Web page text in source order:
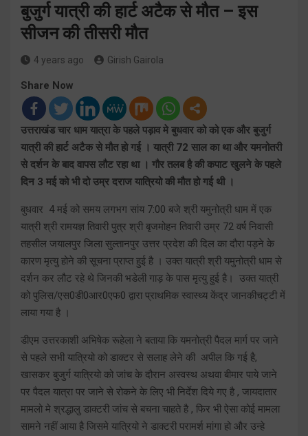
बुजुर्ग यात्री की हार्ट अटैक से मौत – इस
सीजन की तीसरी मौत
4 years ago Girish Gairola
Share Now
उत्तराखंड चार धाम यात्रा के पहले पड़ाव मे बुधवार को को एक और बुजुर्ग
यात्री की हार्ट अटैक से मौत हो गई । यात्री 72 साल का था और यमनोतरी
से दर्शन के बाद वापस लौट रहा था । गौर तलब है की कपाट खुलने के पहले
दिन 3 मई को भी दो उम्र दराज यात्रियो की मौत हो गई थी ।
बुधवार 4 मई को समय लगभग सांय 7:00 बजे श्री यमुनोत्री धाम में एक
यात्री श्री रामयज्ञ तिवारी पुत्र श्री बृजमोहन तिवारी उम्र 72 वर्ष निवासी
तहसील जयालपुर जिला सुल्तानपुर उत्तर प्रदेश की दिल का दौरा पड़ने के
कारण मृत्यु होने की सूचना प्राप्त हुई है । उक्त यात्री श्री यमुनोत्री धाम से
दर्शन कर लौट रहे थे जिनकी भडेली गाड़ के पास मृत्यु हुई है। उक्त यात्री
को पुलिस/एस0डी0आर0एफ0 द्वारा प्राथमिक स्वास्थ्य केंद्र जानकीचट्टी में
लाया गया है ।
डीएम उत्तरकाशी अभिषेक रूहेला ने बताया कि यमनोत्री पैदल मार्ग पर जाने
से पहले सभी यात्रियो को डाक्टर से सलाह लेने की अपील कि गई है,
खासकर बुजुर्ग यात्रियो को जांच के दौरान अस्वस्थ अथवा बीमार पाये जाने
पर पैदल यात्रा पर जाने से रोकने के लिए भी निर्देश दिये गए है , जायदातार
मामलो मे श्रद्धालु डाक्टरी जांच से बचना चाहते है , फिर भी ऐसा कोई मामला
सामने नहीं आया है जिसमे यात्रियो ने डाक्टरी परामर्श मांगा हो और उन्हे